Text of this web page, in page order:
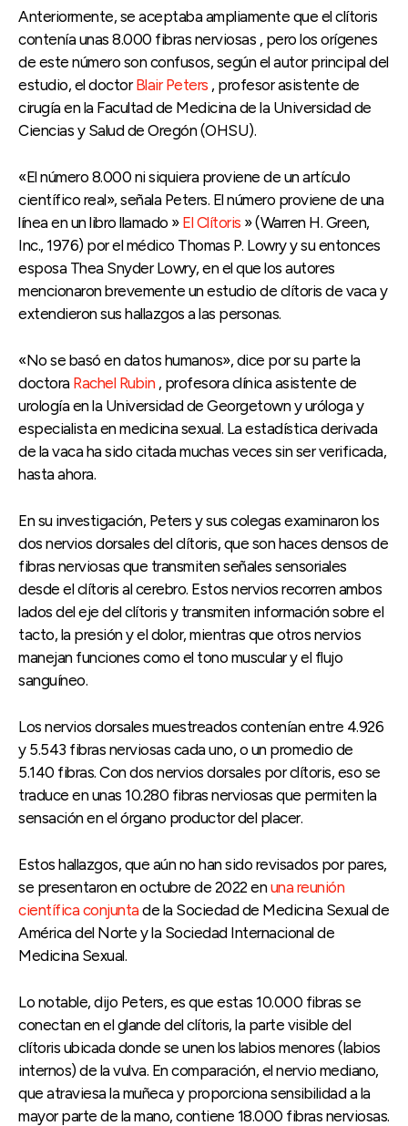
Anteriormente, se aceptaba ampliamente que el clítoris
contenía unas 8.000 fibras nerviosas , pero los orígenes
de este número son confusos, según el autor principal del
estudio, el doctorBlair Peters , profesor asistente de
cirugía en la Facultad de Medicina de la Universidad de
Ciencias y Salud de Oregón (OHSU).
«El número 8.000 ni siquiera proviene de un artículo
científico real», señala Peters. El número proviene de una
línea en un libro llamado » El Clítoris » (Warren H. Green,
Inc., 1976) por el médico Thomas P. Lowry y su entonces
esposa Thea Snyder Lowry, en el que los autores
mencionaron brevemente un estudio de clítoris de vaca y
extendieron sus hallazgos a las personas.
«No se basó en datos humanos», dice por su parte la
doctora Rachel Rubin , profesora clínica asistente de
urología en la Universidad de Georgetown y uróloga y
especialista en medicina sexual. La estadística derivada
de la vaca ha sido citada muchas veces sin ser verificada,
hasta ahora.
En su investigación, Peters y sus colegas examinaron los
dos nervios dorsales del clítoris, que son haces densos de
fibras nerviosas que transmiten señales sensoriales
desde el clítoris al cerebro. Estos nervios recorren ambos
lados del eje del clítoris y transmiten información sobre el
tacto, la presión y el dolor, mientras que otros nervios
manejan funciones como el tono muscular y el flujo
sanguíneo.
Los nervios dorsales muestreados contenían entre 4.926
y 5.543 fibras nerviosas cada uno, o un promedio de
5.140 fibras. Con dos nervios dorsales por clítoris, eso se
traduce en unas 10.280 fibras nerviosas que permiten la
sensación en el órgano productor del placer.
Estos hallazgos, que aún no han sido revisados ​​por pares,
se presentaron en octubre de 2022 enuna reunión
científica conjunta de la Sociedad de Medicina Sexual de
América del Norte y la Sociedad Internacional de
Medicina Sexual.
Lo notable, dijo Peters, es que estas 10.000 fibras se
conectan en el glande del clítoris, la parte visible del
clítoris ubicada donde se unen los labios menores (labios
internos) de la vulva. En comparación, el nervio mediano,
que atraviesa la muñeca y proporciona sensibilidad a la
mayor parte de la mano, contiene 18.000 fibras nerviosas.